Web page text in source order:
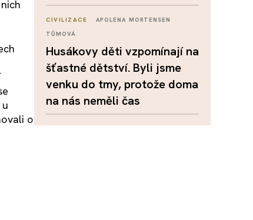
o
CIVILIZACE
APOLENA MORTENSEN
TŮMOVÁ
Husákovy děti vzpomínají na
šťastné dětství. Byli jsme
venku do tmy, protože doma
na nás neměli čas